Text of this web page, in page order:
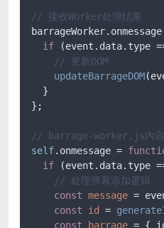
// 接收Worker处理结果
if (event.data.type
// 更新DOM
updateBarrageDOM
  }
};
// barrage-worker.js内容
self.onmessage =
if (event.data.type
// 处理弹幕添加逻辑
const message =
const
id =
const
barrage = {